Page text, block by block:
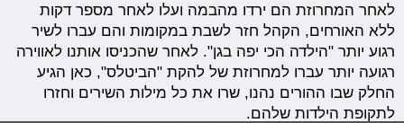
לאחר המחרוזת הם ירדו מהבמה ועלו לאחר מספר דקות
ללא האורחים, הקהל חזר לשבת במקומות והם עברו לשיר
רגוע יותר "הילדה הכי יפה בגן". לאחר שהכניסו אותנו לאווירה
רגועה יותר עברו למחרוזת של להקת "הביטלס", כאן הגיע
החלק שבו ההורים נהנו, שרו את כל מילות השירים וחזרו
לתקופת הילדות שלהם.